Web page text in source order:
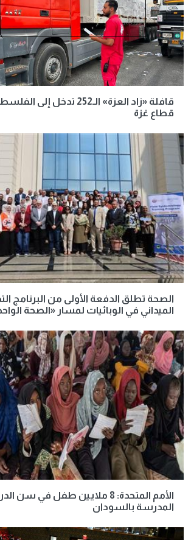
قافلة «زاد العزة» الـ252 تدخل
قطاع غزة
الصحة تطلق الدفعة الأولى من البرنامج
الميداني في الوبائيات لمسار «الصحة
الأمم المتحدة: 8 ملايين طفل في سن
المدرسة بالسودان